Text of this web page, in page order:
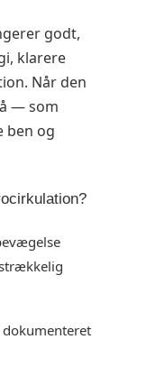
godt,
klarere
Når den
— som
ben og